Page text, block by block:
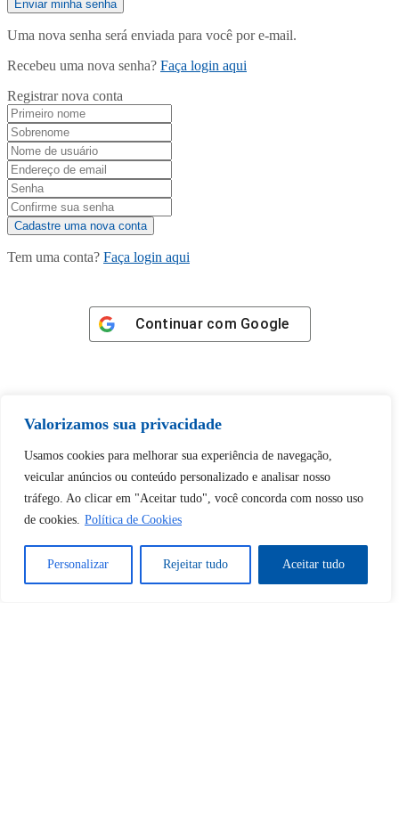
Valorizamos sua privacidade
Usamos cookies para melhorar sua experiência de navegação,
veicular anúncios ou conteúdo personalizado e analisar nosso
tráfego. Ao clicar em "Aceitar tudo", você concorda com nosso uso
de cookies. Política de Cookies
Personalizar Rejeitar tudo Aceitar tudo
Uma nova senha será enviada para você por e-mail.
Recebeu uma nova senha? Faça login aqui
Registrar nova conta
Tem uma conta? Faça login aqui
Continuar com Google
Tem certeza de que deseja
desbloquear esta publicação?
Desbloquear esquerda : 0